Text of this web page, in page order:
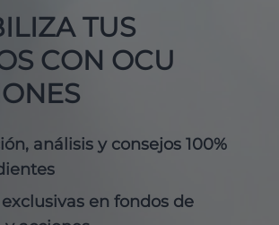
TUS
CON OCU
análisis y consejos 100%
en fondos de